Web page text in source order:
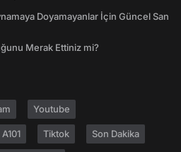
Doyamayanlar İçin Güncel San
Merak Ettiniz mi?
Youtube
A101 Tiktok Son Dakika